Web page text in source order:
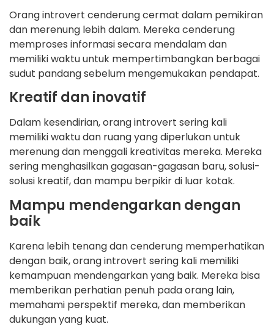
Orang introvert cenderung cermat dalam pemikiran
dan merenung lebih dalam. Mereka cenderung
memproses informasi secara mendalam dan
memiliki waktu untuk mempertimbangkan berbagai
sudut pandang sebelum mengemukakan pendapat.
Kreatif dan inovatif
Dalam kesendirian, orang introvert sering kali
memiliki waktu dan ruang yang diperlukan untuk
merenung dan menggali kreativitas mereka. Mereka
sering menghasilkan gagasan-gagasan baru, solusi-
solusi kreatif, dan mampu berpikir di luar kotak.
Mampu mendengarkan dengan
baik
Karena lebih tenang dan cenderung memperhatikan
dengan baik, orang introvert sering kali memiliki
kemampuan mendengarkan yang baik. Mereka bisa
memberikan perhatian penuh pada orang lain,
memahami perspektif mereka, dan memberikan
dukungan yang kuat.